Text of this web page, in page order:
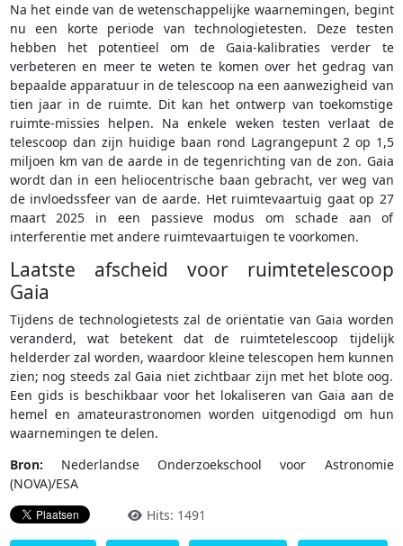
Na het einde van de wetenschappelijke waarnemingen, begint
nu een korte periode van technologietesten. Deze testen
hebben het potentieel om de Gaia-kalibraties verder te
verbeteren en meer te weten te komen over het gedrag van
bepaalde apparatuur in de telescoop na een aanwezigheid van
tien jaar in de ruimte. Dit kan het ontwerp van toekomstige
ruimte-missies helpen. Na enkele weken testen verlaat de
telescoop dan zijn huidige baan rond Lagrangepunt 2 op 1,5
miljoen km van de aarde in de tegenrichting van de zon. Gaia
wordt dan in een heliocentrische baan gebracht, ver weg van
de invloedssfeer van de aarde. Het ruimtevaartuig gaat op 27
maart 2025 in een passieve modus om schade aan of
interferentie met andere ruimtevaartuigen te voorkomen.
Laatste afscheid voor ruimtetelescoop
Gaia
Tijdens de technologietests zal de oriëntatie van Gaia worden
veranderd, wat betekent dat de ruimtetelescoop tijdelijk
helderder zal worden, waardoor kleine telescopen hem kunnen
zien; nog steeds zal Gaia niet zichtbaar zijn met het blote oog.
Een gids is beschikbaar voor het lokaliseren van Gaia aan de
hemel en amateurastronomen worden uitgenodigd om hun
waarnemingen te delen.
Bron: Nederlandse Onderzoekschool voor Astronomie
(NOVA)/ESA
Hits: 1491